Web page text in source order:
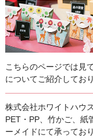
こちらのページでは見
についてご紹介してお
株式会社ホワイトハウ
PET・PP、竹かご、紙
ーメイドにて承ってお